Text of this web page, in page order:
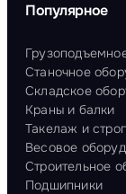
Популярное
Станочное
Складское
Краны и балки
Такелаж и
Весовое
Строительное
Подшипники